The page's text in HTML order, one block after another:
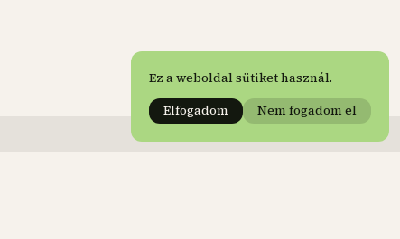
Ez a weboldal sütiket használ.
Elfogadom
Nem fogadom el